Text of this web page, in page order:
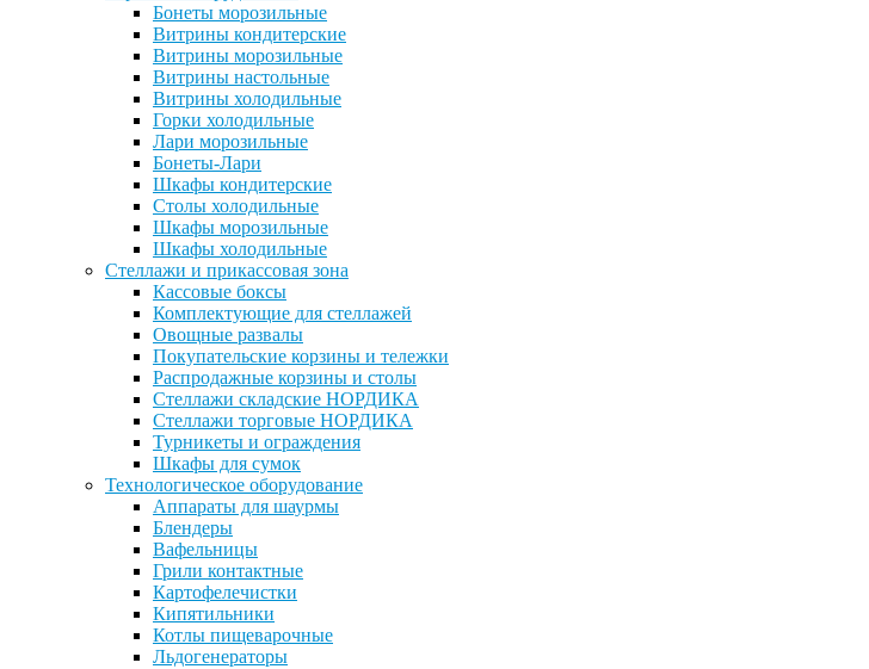
Бонеты морозильные
Витрины кондитерские
Витрины морозильные
Витрины настольные
Витрины холодильные
Горки холодильные
Лари морозильные
Бонеты-Лари
Шкафы кондитерские
Столы холодильные
Шкафы морозильные
Шкафы холодильные
Стеллажи и прикассовая зона
Кассовые боксы
Комплектующие для стеллажей
Овощные развалы
Покупательские корзины и тележки
Распродажные корзины и столы
Стеллажи складские НОРДИКА
Стеллажи торговые НОРДИКА
Турникеты и ограждения
Шкафы для сумок
Технологическое оборудование
Аппараты для шаурмы
Блендеры
Вафельницы
Грили контактные
Картофелечистки
Кипятильники
Котлы пищеварочные
Льдогенераторы